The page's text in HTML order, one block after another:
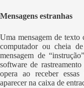
Mensagens estranhas
Uma mensagem de
computador ou cheia
mensagem de
software de
opera ao receber
aparecer na caixa de